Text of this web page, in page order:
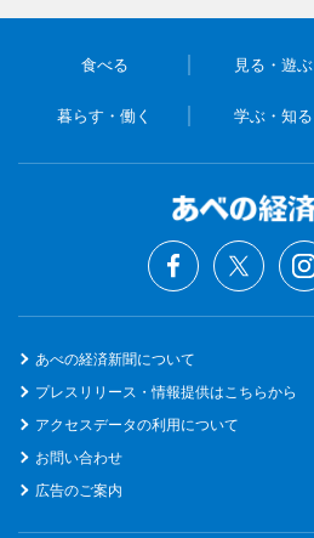
食べる 見る・遊ぶ
暮らす・働く 学ぶ・知る
あべの経済新聞について
プレスリリース・情報提供はこちらから
アクセスデータの利用について
お問い合わせ
広告のご案内